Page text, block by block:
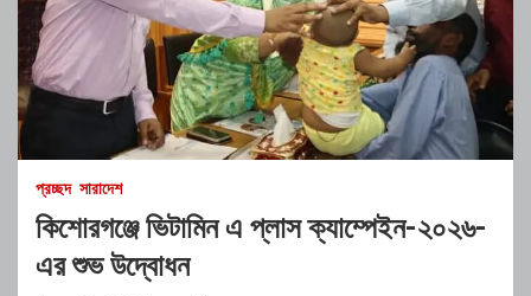
প্রচ্ছদ সারাদেশ
কিশোরগঞ্জে ভিটামিন এ প্লাস ক্যাম্পেইন-২০২৬-
এর শুভ উদ্বোধন